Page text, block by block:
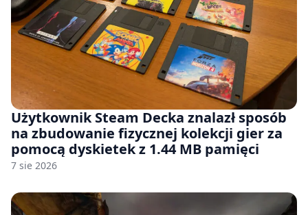
Użytkownik Steam Decka znalazł sposób
na zbudowanie fizycznej kolekcji gier za
pomocą dyskietek z 1.44 MB pamięci
7 sie 2026